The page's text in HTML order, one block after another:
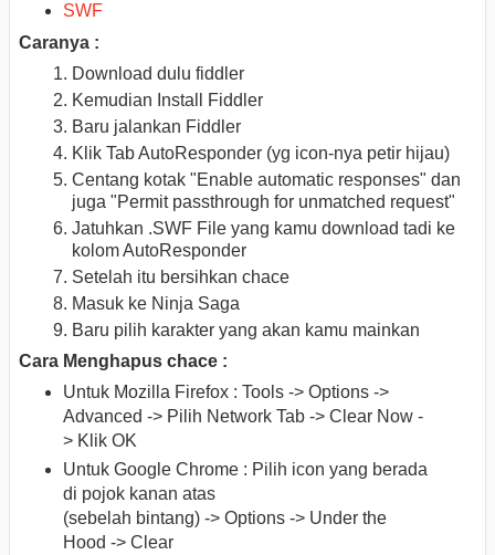
SWF
Caranya :
Download dulu fiddler
Kemudian Install Fiddler
Baru jalankan Fiddler
Klik Tab AutoResponder (yg icon-nya petir hijau)
Centang kotak "Enable automatic responses" dan
juga "Permit passthrough for unmatched request"
Jatuhkan .SWF File yang kamu download tadi ke
kolom AutoResponder
Setelah itu bersihkan chace
Masuk ke Ninja Saga
Baru pilih karakter yang akan kamu mainkan
Cara Menghapus chace :
Untuk Mozilla Firefox : Tools -> Options ->
Advanced -> Pilih Network Tab -> Clear Now -
> Klik OK
Untuk Google Chrome : Pilih icon yang berada
di pojok kanan atas
(sebelah bintang) -> Options -> Under the
Hood -> Clear